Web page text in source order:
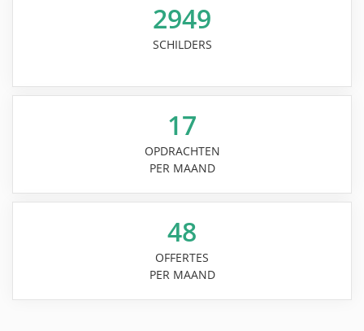
2949
SCHILDERS
17
OPDRACHTEN
PER MAAND
48
OFFERTES
PER MAAND